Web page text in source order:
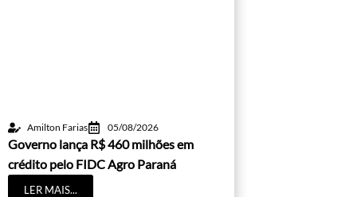
Amilton Farias 05/08/2026
Governo lança R$ 460 milhões em
crédito pelo FIDC Agro Paraná
LER MAIS...